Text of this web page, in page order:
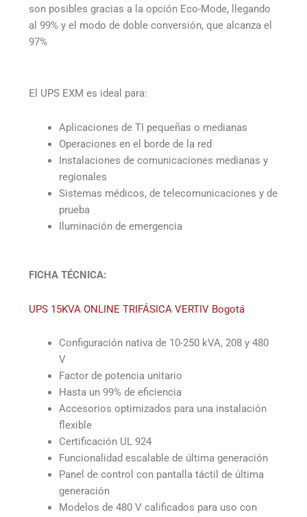
son posibles gracias a la opción Eco-Mode, llegando
al 99% y el modo de doble conversión, que alcanza el
97%
El UPS EXM es ideal para:
Aplicaciones de TI pequeñas o medianas
Operaciones en el borde de la red
Instalaciones de comunicaciones medianas y
regionales
Sistemas médicos, de telecomunicaciones y de
prueba
Iluminación de emergencia
FICHA TÉCNICA:
UPS 15KVA ONLINE TRIFÁSICA VERTIV Bogotá
Configuración nativa de 10-250 kVA, 208 y 480
V
Factor de potencia unitario
Hasta un 99% de eficiencia
Accesorios optimizados para una instalación
flexible
Certificación UL 924
Funcionalidad escalable de última generación
Panel de control con pantalla táctil de última
generación
Modelos de 480 V calificados para uso con